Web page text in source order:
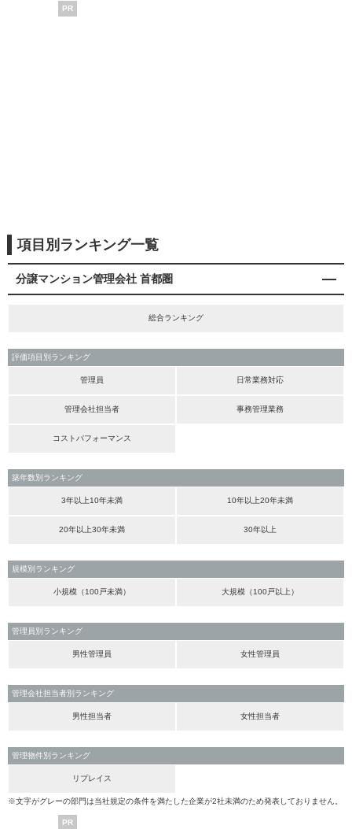
PR
項目別ランキング一覧
分譲マンション管理会社 首都圏
総合ランキング
評価項目別ランキング
管理員 日常業務対応
管理会社担当者 事務管理業務
コストパフォーマンス
築年数別ランキング
3年以上10年未満 10年以上20年未満
20年以上30年未満 30年以上
規模別ランキング
小規模（100戸未満） 大規模（100戸以上）
管理員別ランキング
男性管理員 女性管理員
管理会社担当者別ランキング
男性担当者 女性担当者
管理物件別ランキング
リプレイス
※文字がグレーの部門は当社規定の条件を満たした企業が2社未満のため発表しておりません。
PR